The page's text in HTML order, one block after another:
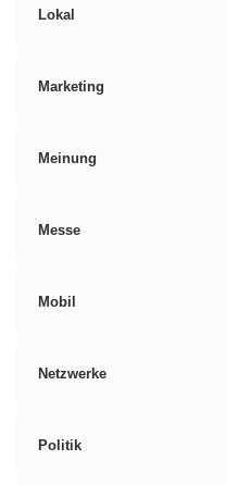
Lokal
Marketing
Meinung
Messe
Mobil
Netzwerke
Politik